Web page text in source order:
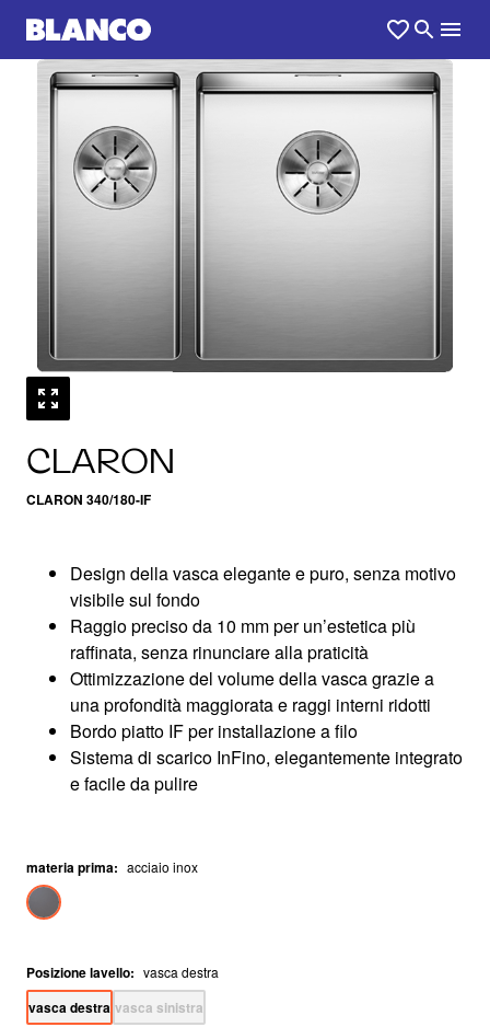
CLARON
CLARON 340/180-IF
0
Design della vasca elegante e puro, senza motivo
visibile sul fondo
Raggio preciso da 10 mm per un’estetica più
raffinata, senza rinunciare alla praticità
Ottimizzazione del volume della vasca grazie a
una profondità maggiorata e raggi interni ridotti
Bordo piatto IF per installazione a filo
Sistema di scarico InFino, elegantemente integrato
e facile da pulire
materia prima: acciaio inox
Posizione lavello: vasca destra
vasca destra vasca sinistra